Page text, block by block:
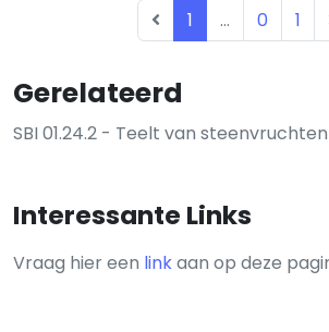
Gerelateerd
SBI 01.24.2 - Teelt van steenvruchten
Interessante Links
Vraag hier een linkaan op deze
1 ... 0 1